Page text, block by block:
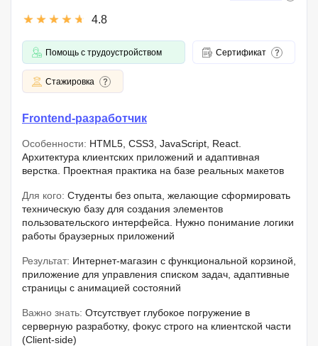
4.8
Помощь с трудоустройством Сертификат
Стажировка
Frontend-разработчик
Особенности: HTML5, CSS3, JavaScript, React.
Архитектура клиентских приложений и адаптивная
верстка. Проектная практика на базе реальных макетов
Для кого: Студенты без опыта, желающие сформировать
техническую базу для создания элементов
пользовательского интерфейса. Нужно понимание логики
работы браузерных приложений
Результат: Интернет-магазин с функциональной корзиной,
приложение для управления списком задач, адаптивные
страницы с анимацией состояний
Важно знать: Отсутствует глубокое погружение в
серверную разработку, фокус строго на клиентской части
(Client-side)